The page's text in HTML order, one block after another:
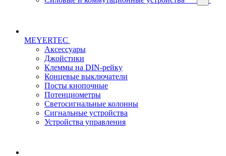
MEYERTEC
Аксессуары
Джойстики
Клеммы на DIN-рейку
Концевые выключатели
Посты кнопочные
Потенциометры
Светосигнальные колонны
Сигнальные устройства
Устройства управления